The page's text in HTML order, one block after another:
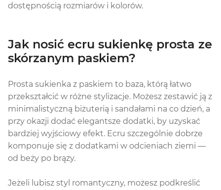
dostępnością rozmiarów i kolorów.
Jak nosić ecru sukienkę prosta ze
skórzanym paskiem?
Prosta sukienka z paskiem to baza, którą łatwo
przekształcić w różne stylizacje. Możesz zestawić ją z
minimalistyczną biżuterią i sandałami na co dzień, a
przy okazji dodać elegantsze dodatki, by uzyskać
bardziej wyjściowy efekt. Ecru szczególnie dobrze
komponuje się z dodatkami w odcieniach ziemi —
od beży po brązy.
Jeżeli lubisz styl romantyczny, możesz podkreślić